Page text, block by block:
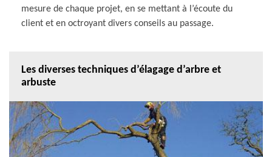
mesure de chaque projet, en se mettant à l’écoute du
client et en octroyant divers conseils au passage.
Les diverses techniques d’élagage d’arbre et
arbuste